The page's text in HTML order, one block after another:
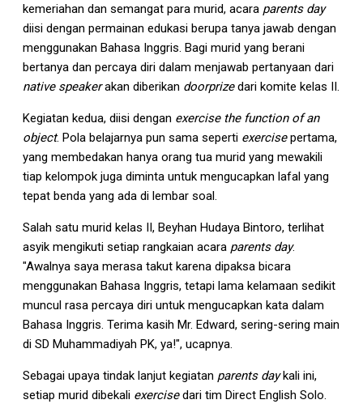
kemeriahan dan semangat para murid, acara parents day
diisi dengan permainan edukasi berupa tanya jawab dengan
menggunakan Bahasa Inggris. Bagi murid yang berani
bertanya dan percaya diri dalam menjawab pertanyaan dari
native speakerakan diberikan doorprizedari komite kelas II.
Kegiatan kedua, diisi dengan exercise the function of an
object. Pola belajarnya pun sama seperti exercisepertama,
yang membedakan hanya orang tua murid yang mewakili
tiap kelompok juga diminta untuk mengucapkan lafal yang
tepat benda yang ada di lembar soal.
Salah satu murid kelas II, Beyhan Hudaya Bintoro, terlihat
asyik mengikuti setiap rangkaian acara parents day.
"Awalnya saya merasa takut karena dipaksa bicara
menggunakan Bahasa Inggris, tetapi lama kelamaan sedikit
muncul rasa percaya diri untuk mengucapkan kata dalam
Bahasa Inggris. Terima kasih Mr. Edward, sering-sering main
di SD Muhammadiyah PK, ya!", ucapnya.
Sebagai upaya tindak lanjut kegiatan parents daykali ini,
setiap murid dibekali exercisedari tim Direct English Solo.